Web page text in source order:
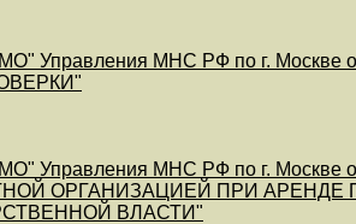
Управления МНС РФ по г.
Управления МНС РФ по г.
ОРГАНИЗАЦИЕЙ ПРИ
ВЛАСТИ"